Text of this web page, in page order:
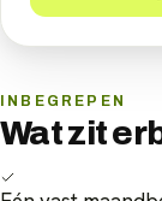
INBEGREPEN
Wat zit